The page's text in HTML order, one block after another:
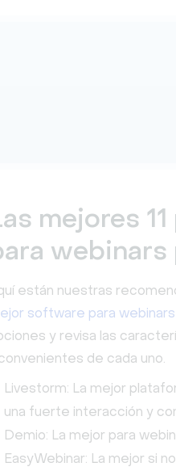
mejores
están nuestras
software para webinars
y revisa las
de cada uno.
Livestorm: La mejor
una fuerte interacción y
Demio: La mejor para
EasyWebinar: La mejor si